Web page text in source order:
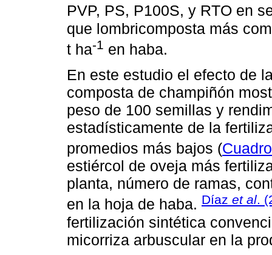
PVP, PS, P100S, y RTO en
que lombricomposta más
t ha-1 en haba.
En este estudio el efecto de
composta de champiñón
peso de 100 semillas y
estadísticamente de la
promedios más bajos (
estiércol de oveja más
planta, número de ramas,
en la hoja de haba. Díaz et al.
fertilización sintética
micorriza arbuscular en la